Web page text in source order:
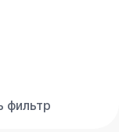
фильтр